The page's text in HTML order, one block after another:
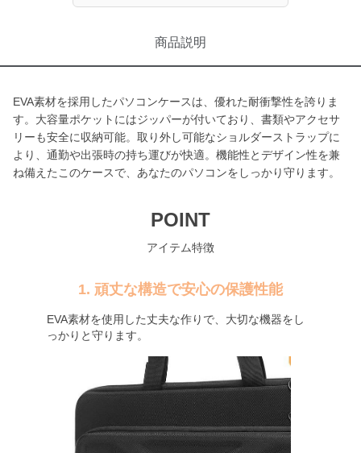
商品説明
EVA素材を採用したパソコンケースは、優れた耐衝撃性を誇りま
す。大容量ポケットにはジッパーが付いており、書類やアクセサ
リーも安全に収納可能。取り外し可能なショルダーストラップに
より、通勤や出張時の持ち運びが快適。機能性とデザイン性を兼
ね備えたこのケースで、あなたのパソコンをしっかり守ります。
POINT
アイテム特徴
1. 頑丈な構造で安心の保護性能
EVA素材を使用した丈夫な作りで、大切な機器をし
っかりと守ります。